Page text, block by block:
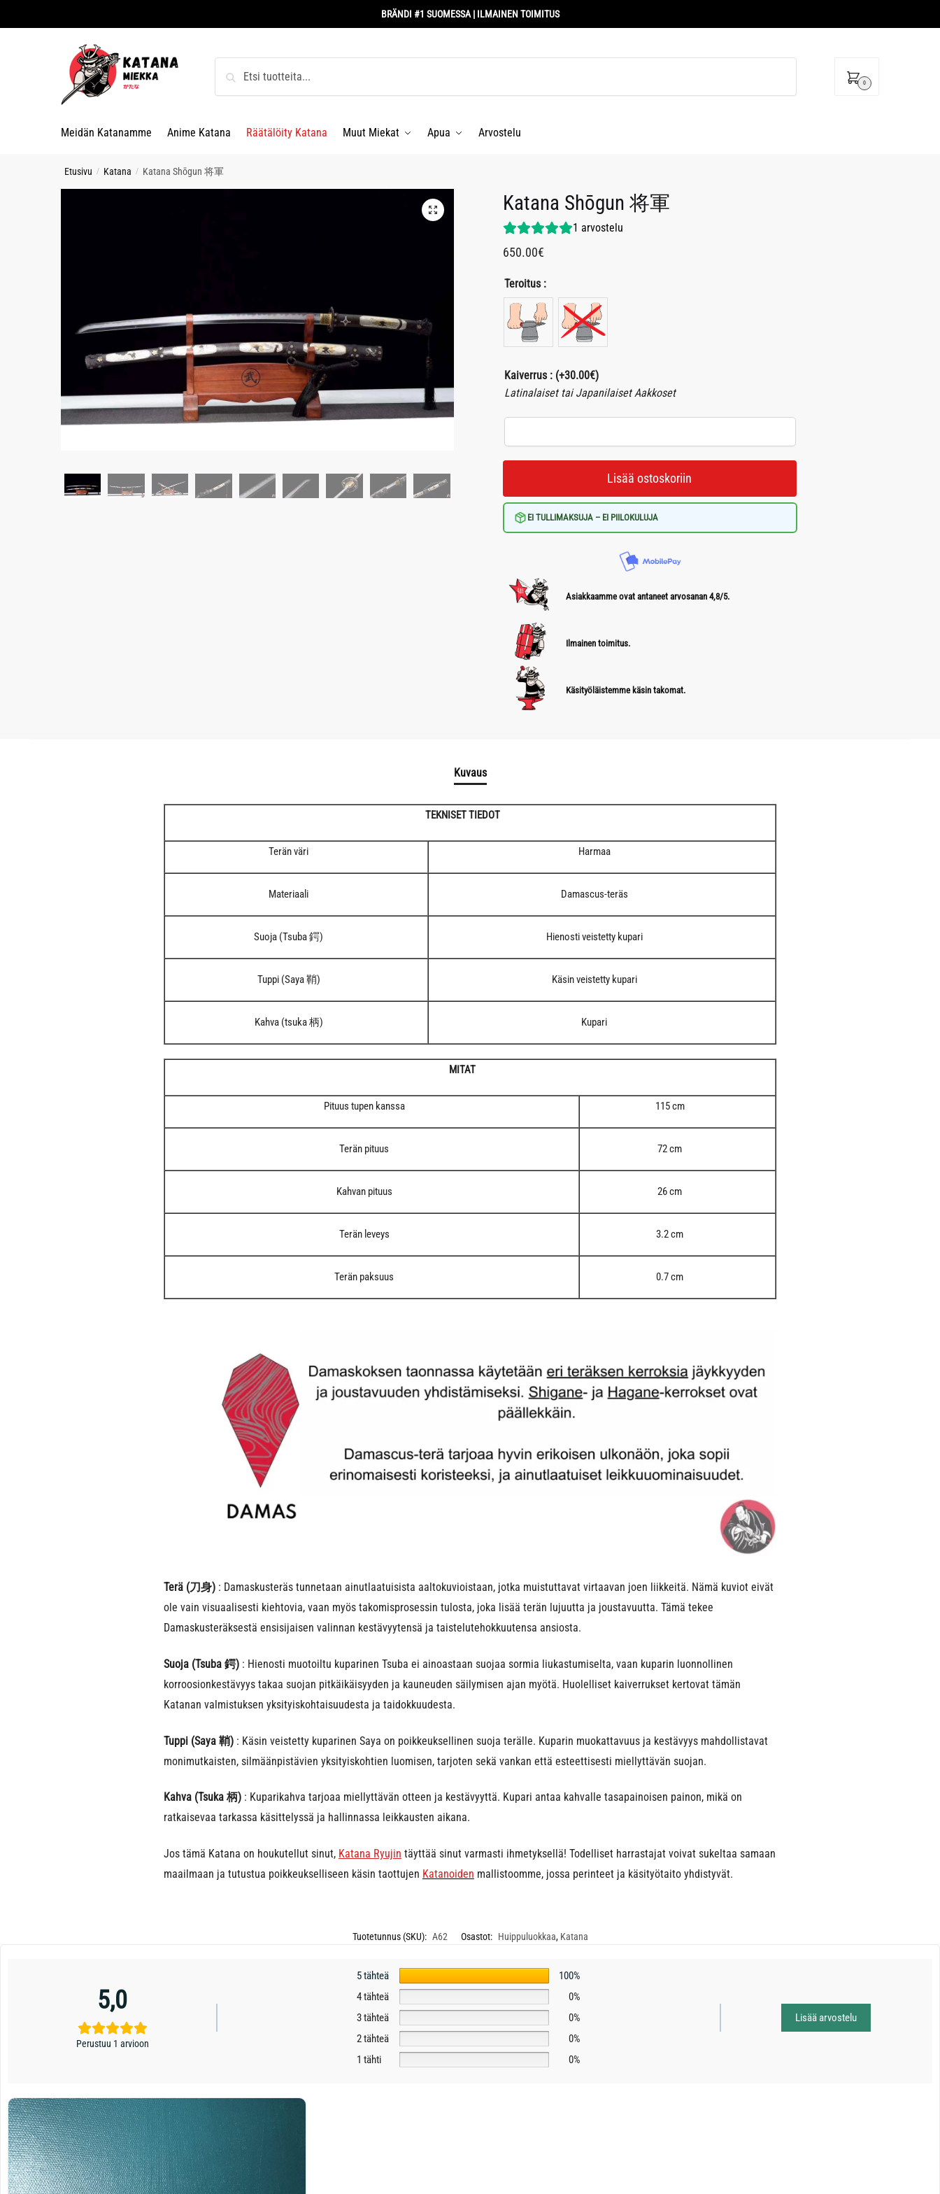
to
to
BRÄNDI #1 SUOMESSA | ILMAINEN TOIMITUS
0
Meidän Katanamme Anime Katana Räätälöity Katana Muut Miekat Apua Arvostelu
Etusivu / Katana / Katana Shōgun 将軍
Katana Shōgun 将軍
1 arvostelu
650.00€
Teroitus :
Kaiverrus : (+30.00€)
Latinalaiset tai Japanilaiset Aakkoset
Lisää ostoskoriin
EI TULLIMAKSUJA – EI PIILOKULUJA
Asiakkaamme ovat antaneet arvosanan 4,8/5.
Ilmainen toimitus.
Käsityöläistemme käsin takomat.
Kuvaus
TEKNISET TIEDOT
Terän väri Harmaa
Materiaali Damascus-teräs
Suoja (Tsuba 鍔) Hienosti veistetty kupari
Tuppi (Saya 鞘) Käsin veistetty kupari
Kahva (tsuka 柄) Kupari
MITAT
Pituus tupen kanssa 115 cm
Terän pituus 72 cm
Kahvan pituus 26 cm
Terän leveys 3.2 cm
Terän paksuus 0.7 cm
Terä (刀身): Damaskusteräs tunnetaan ainutlaatuisista aaltokuvioistaan, jotka muistuttavat virtaavan joen liikkeitä. Nämä kuviot eivät
ole vain visuaalisesti kiehtovia, vaan myös takomisprosessin tulosta, joka lisää terän lujuutta ja joustavuutta. Tämä tekee
Damaskusteräksestä ensisijaisen valinnan kestävyytensä ja taistelutehokkuutensa ansiosta.
Suoja (Tsuba 鍔): Hienosti muotoiltu kuparinen Tsuba ei ainoastaan suojaa sormia liukastumiselta, vaan kuparin luonnollinen
korroosionkestävyys takaa suojan pitkäikäisyyden ja kauneuden säilymisen ajan myötä. Huolelliset kaiverrukset kertovat tämän
Katanan valmistuksen yksityiskohtaisuudesta ja taidokkuudesta.
Tuppi (Saya 鞘): Käsin veistetty kuparinen Saya on poikkeuksellinen suoja terälle. Kuparin muokattavuus ja kestävyys mahdollistavat
monimutkaisten, silmäänpistävien yksityiskohtien luomisen, tarjoten sekä vankan että esteettisesti miellyttävän suojan.
Kahva (Tsuka 柄): Kuparikahva tarjoaa miellyttävän otteen ja kestävyyttä. Kupari antaa kahvalle tasapainoisen painon, mikä on
ratkaisevaa tarkassa käsittelyssä ja hallinnassa leikkausten aikana.
Jos tämä Katana on houkutellut sinut, Katana Ryujin täyttää sinut varmasti ihmetyksellä! Todelliset harrastajat voivat sukeltaa samaan
maailmaan ja tutustua poikkeukselliseen käsin taottujen Katanoiden mallistoomme, jossa perinteet ja käsityötaito yhdistyvät.
Tuotetunnus (SKU): A62 Osastot: Huippuluokkaa, Katana
5,0
Perustuu 1 arvioon
5 tähteä
100%
4 tähteä
0%
3 tähteä
0%
2 tähteä
0%
1 tähti
0%
Lisää arvostelu